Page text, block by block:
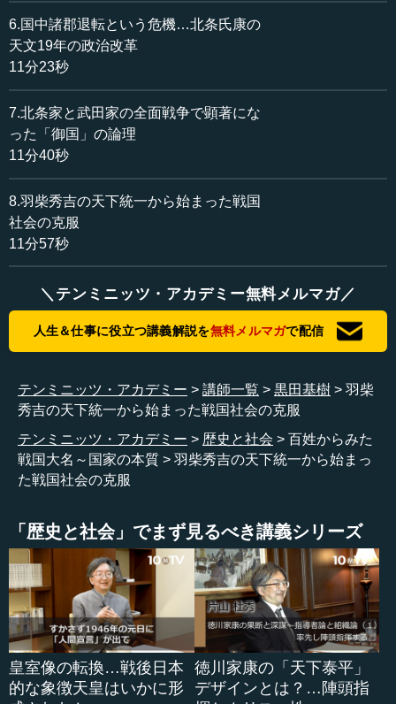
るものです。しかし、その負担は流域を問わず、領国の村
全ての共同負担になりました。要するに、その流域に関係
ない村の労働力が投入されるようになったのです。これが
意味するのは、領国が村にとって1つの政治共同体の機能を
果たすようになったということです。治水事業は村々の存
立にとって重要な工事であり、それまでは受益者である
村々の負担によって行われていました。しかし、それに対
代から一般的になっていきました。
●村が帰属する政治共同体として大名領国が確立して
江戸時代の近世大名は戦争をしません。そのため、近世
大名も普請役を各村から徴発していました。本拠の城郭普
水事業に充てられるようになっていきます。要するに、本
来は戦争費用のために徴発されていた租税が、基本的には
時代には一般化していったのです。これも、戦国時代から
始まりました。先ほど述べた通り、戦国大名が村の成り立
ちのために対応していく中で、つくり出されたものです。
村の存立のための必要な部分が、領国の村々の共同負担
によって実現されていくことで、領国そのものが村にとっ
ての一つの政治共同体としての機能を果たすようになりま
した。要するに、村が帰属すべき政治共同体として、大名
領国を認識したのです。そのことを裏付ける現象が、公共
事業の共同負担であるといえます。
●戦国社会の克服への課題は村同士の戦争の抑止
6.国中諸郡退転という危機…北条氏康の
天文19年の政治改革
11分23秒
7.北条家と武田家の全面戦争で顕著にな
った「御国」の論理
11分40秒
8.羽柴秀吉の天下統一から始まった戦国
社会の克服
11分57秒
＼テンミニッツ・アカデミー無料メルマガ／
人生＆仕事に役立つ講義解説を無料メルマガで配信
テンミニッツ・アカデミー 講師一覧 黒田基樹
羽柴
秀吉の天下統一から始まった戦国社会の克服
テンミニッツ・アカデミー
歴史と社会
百姓からみた
戦国大名～国家の本質
羽柴秀吉の天下統一から始まっ
た戦国社会の克服
「歴史と社会」でまず見るべき講義シリーズ
皇室像の転換…戦後日本
的な象徴天皇はいかに形
徳川家康の「天下泰平」
デザインとは？…陣頭指